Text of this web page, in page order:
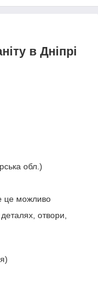
в Дніпрі
обл.)
це можливо
деталях, отвори,